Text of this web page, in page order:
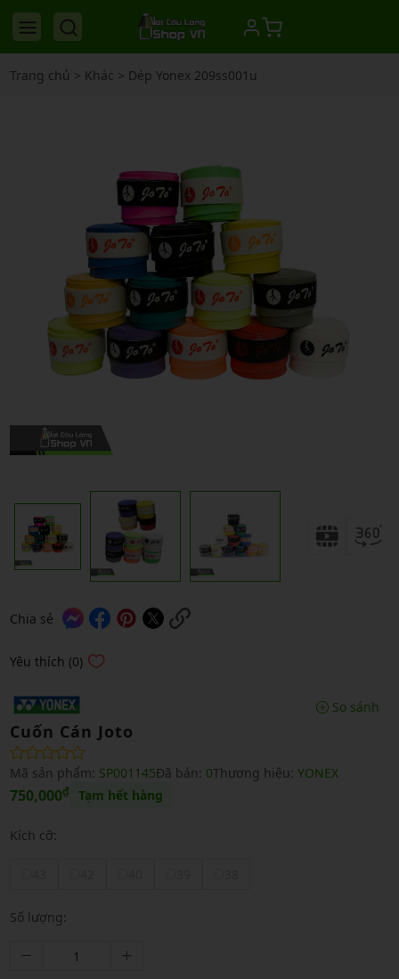
Trang chủ > Khác > Dép Yonex 209ss001u
Chia sẻ
Yêu thích (0)
So sánh
Cuốn Cán Joto
Mã sản phẩm: SP001145Đã bán: 0Thương hiệu: YONEX
750,000₫ Tạm hết hàng
Kích cỡ:
Số lượng: